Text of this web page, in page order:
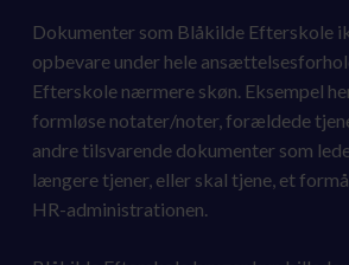
Dokumenter som Blåkilde Efterskole
opbevare under hele
Efterskole nærmere skøn. Eksempel
formløse notater/noter, forældede
andre tilsvarende dokumenter som
længere tjener, eller skal tjene, et
HR-administrationen.